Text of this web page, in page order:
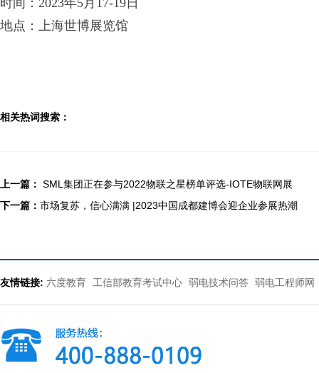
时间：2023年5月17-19日
地点：上海世博展览馆
相关热词搜索：
上一篇： SML集团正在参与2022物联之星榜单评选-IOTE物联网展
下一篇： 市场复苏，信心满满 |2023中国成都建博会迎企业参展热潮
友情链接: 六度教育 工信部教育考试中心 弱电技术问答 弱电工程师网